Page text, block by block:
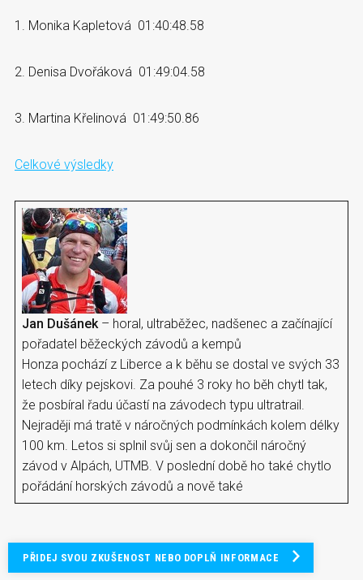
1. Monika Kapletová 01:40:48.58
2. Denisa Dvořáková 01:49:04.58
3. Martina Křelinová 01:49:50.86
Celkové výsledky
Jan Dušánek – horal, ultraběžec, nadšenec a začínající
pořadatel běžeckých závodů a kempů
Honza pochází z Liberce a k běhu se dostal ve svých 33
letech díky pejskovi. Za pouhé 3 roky ho běh chytl tak,
že posbíral řadu účastí na závodech typu ultratrail.
Nejraději má tratě v náročných podmínkách kolem délky
100 km. Letos si splnil svůj sen a dokončil náročný
závod v Alpách, UTMB. V poslední době ho také chytlo
pořádání horských závodů a nově také
PŘIDEJ SVOU ZKUŠENOST NEBO DOPLŇ INFORMACE